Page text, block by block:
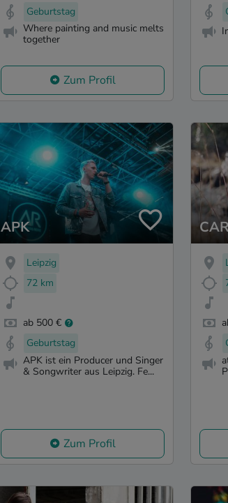
Geburtstag
Where painting and music melts
together
Zum Profil
APK
Leipzig
72 km
ab 500 €
Geburtstag
APK ist ein Producer und Singer
& Songwriter aus Leipzig. Fe...
Zum Profil